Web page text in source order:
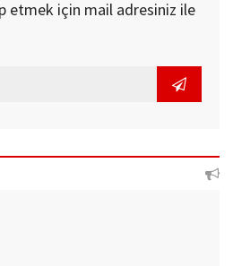
etmek için mail adresiniz ile